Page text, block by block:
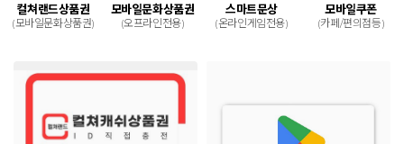
컬쳐랜드상품권
(모바일문화상품권)
모바일문화상품권
(오프라인전용)
스마트문상
(온라인게임전용)
모바일쿠폰
(카페/편의점등)